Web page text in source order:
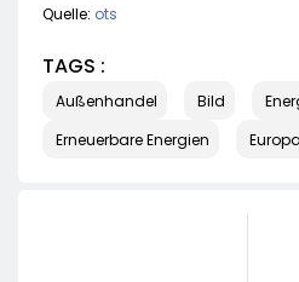
Quelle: ots
TAGS :
Außenhandel Bild
Erneuerbare Energien
Europa